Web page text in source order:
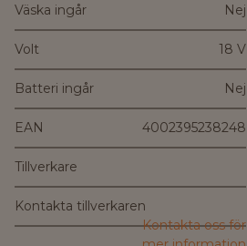
Väska ingår Nej
Volt 18 V
Batteri ingår Nej
EAN 4002395238248
Tillverkare
Kontakta tillverkaren
Kontakta oss för